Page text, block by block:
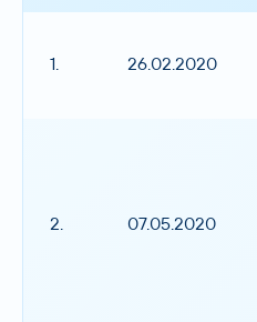
1. 26.02.2020
2. 07.05.2020